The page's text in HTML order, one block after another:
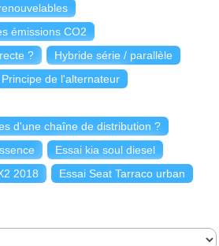
émissions CO2
?
Hybride série / parallèle
Principe de l'alternateur
d'une chaîne de distribution ?
Essai kia soul diesel
2018
Essai Seat Tarraco urban